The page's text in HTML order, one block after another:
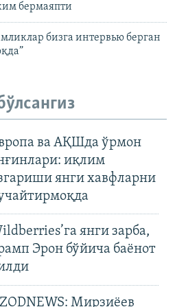
бермаяпти
бизга интервью берган
ва АҚШда ўрмон
иқлим
янги хавфларни
янги зарба,
Эрон бўйича баёнот
Мирзиёев